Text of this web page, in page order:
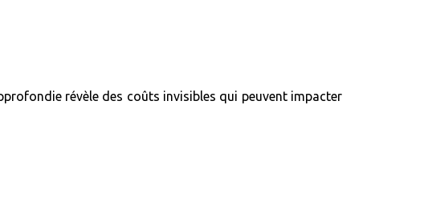
révèle des coûts invisibles qui peuvent impacter